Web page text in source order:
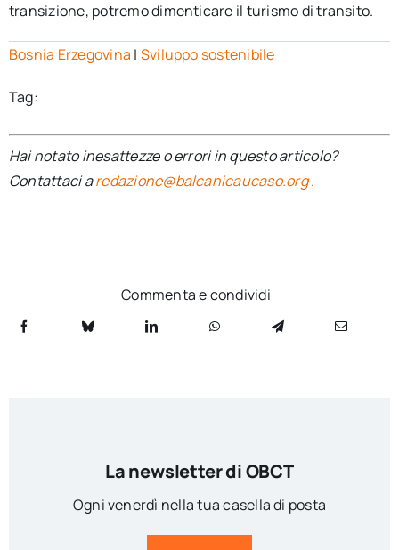
transizione, potremo dimenticare il turismo di transito.
Bosnia Erzegovina | Sviluppo sostenibile
Tag:
Hai notato inesattezze o errori in questo articolo?
Contattaci aredazione@balcanicaucaso.org.
Commenta e condividi
La newsletter di OBCT
Ogni venerdì nella tua casella di posta